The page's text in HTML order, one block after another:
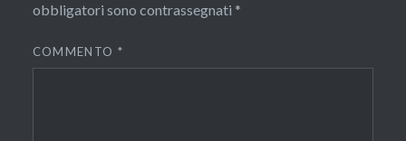
obbligatori sono contrassegnati *
COMMENTO *